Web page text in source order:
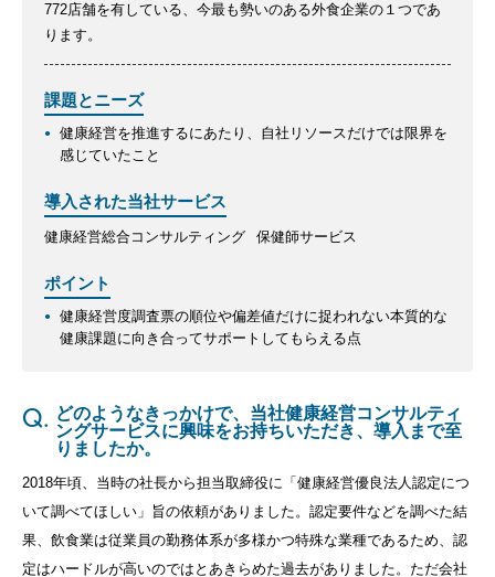
772店舗を有している、今最も勢いのある外食企業の１つであ
ります。
課題とニーズ
健康経営を推進するにあたり、自社リソースだけでは限界を
感じていたこと
導入された当社サービス
健康経営総合コンサルティング 保健師サービス
ポイント
健康経営度調査票の順位や偏差値だけに捉われない本質的な
健康課題に向き合ってサポートしてもらえる点
Q. どのようなきっかけで、当社健康経営コンサルティ
ングサービスに興味をお持ちいただき、導入まで至
りましたか。
2018年頃、当時の社長から担当取締役に「健康経営優良法人認定につ
いて調べてほしい」旨の依頼がありました。認定要件などを調べた結
果、飲食業は従業員の勤務体系が多様かつ特殊な業種であるため、認
定はハードルが高いのではとあきらめた過去がありました。ただ会社